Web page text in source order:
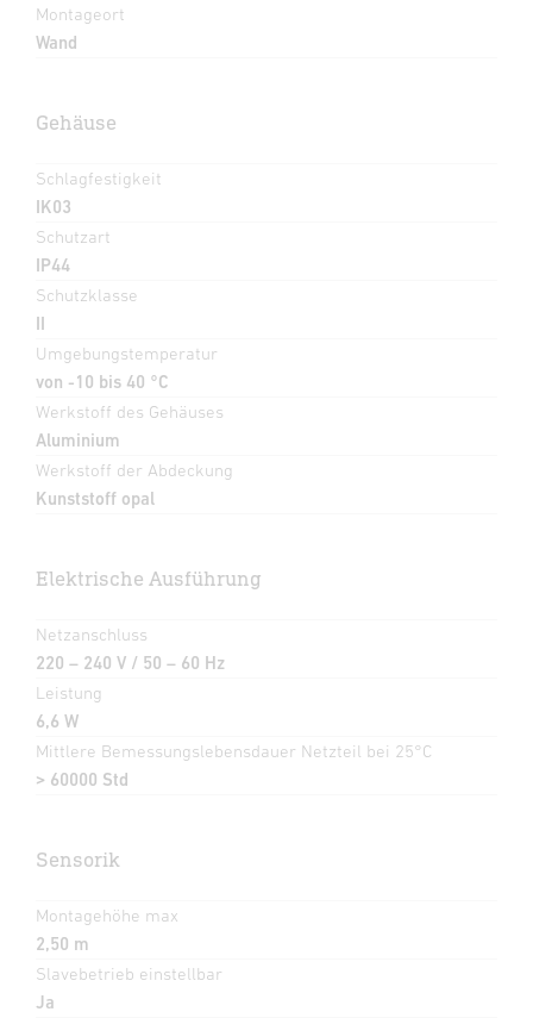
Montageort
Wand
Gehäuse
Schlagfestigkeit
IK03
Schutzart
IP44
Schutzklasse
II
Umgebungstemperatur
von -10 bis 40 °C
Werkstoff des Gehäuses
Aluminium
Werkstoff der Abdeckung
Kunststoff opal
Elektrische Ausführung
Netzanschluss
220 – 240 V / 50 – 60 Hz
Leistung
6,6 W
Mittlere Bemessungslebensdauer Netzteil bei 25°C
> 60000 Std
Sensorik
Montagehöhe max
2,50 m
Slavebetrieb einstellbar
Ja